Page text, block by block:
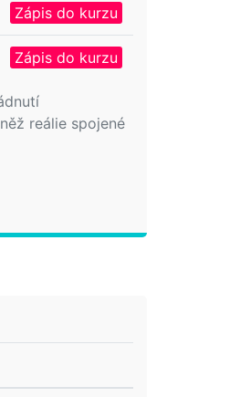
reálie spojené
Zápis do kurzu
Zápis do kurzu